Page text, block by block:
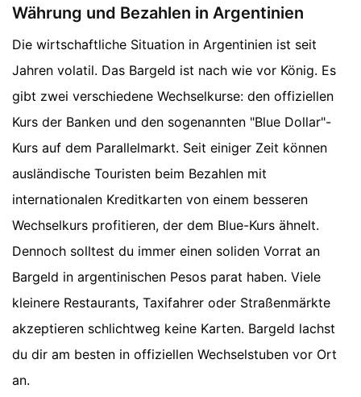
Währung und Bezahlen in Argentinien
Die wirtschaftliche Situation in Argentinien ist seit
Jahren volatil. Das Bargeld ist nach wie vor König. Es
gibt zwei verschiedene Wechselkurse: den offiziellen
Kurs der Banken und den sogenannten "Blue Dollar"-
Kurs auf dem Parallelmarkt. Seit einiger Zeit können
ausländische Touristen beim Bezahlen mit
internationalen Kreditkarten von einem besseren
Wechselkurs profitieren, der dem Blue-Kurs ähnelt.
Dennoch solltest du immer einen soliden Vorrat an
Bargeld in argentinischen Pesos parat haben. Viele
kleinere Restaurants, Taxifahrer oder Straßenmärkte
akzeptieren schlichtweg keine Karten. Bargeld lachst
du dir am besten in offiziellen Wechselstuben vor Ort
an.